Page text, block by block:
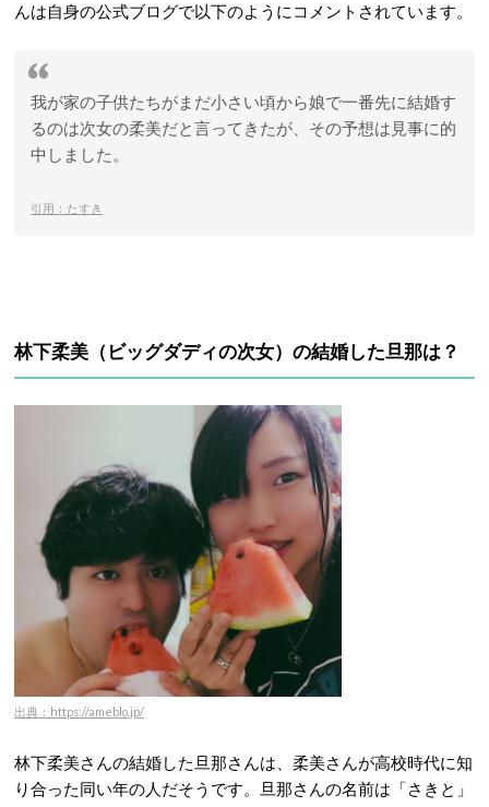
んは自身の公式ブログで以下のようにコメントされています。
我が家の子供たちがまだ小さい頃から娘で一番先に結婚す
るのは次女の柔美だと言ってきたが、その予想は見事に的
中しました。
引用：たすき
林下柔美（ビッグダディの次女）の結婚した旦那は？
出典：https://ameblo.jp/
林下柔美さんの結婚した旦那さんは、柔美さんが高校時代に知
り合った同い年の人だそうです。旦那さんの名前は「さきと」